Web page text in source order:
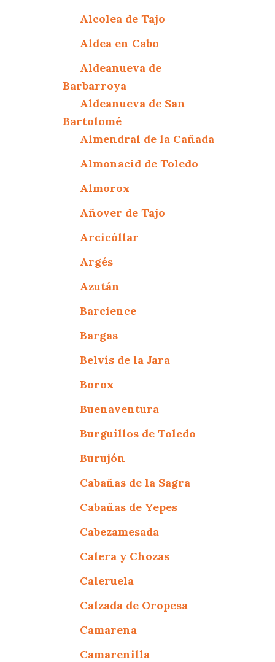
Alcolea de Tajo
Aldea en Cabo
Aldeanueva de
Barbarroya
Aldeanueva de San
Bartolomé
Almendral de la Cañada
Almonacid de Toledo
Almorox
Añover de Tajo
Arcicóllar
Argés
Azután
Barcience
Bargas
Belvís de la Jara
Borox
Buenaventura
Burguillos de Toledo
Burujón
Cabañas de la Sagra
Cabañas de Yepes
Cabezamesada
Calera y Chozas
Caleruela
Calzada de Oropesa
Camarena
Camarenilla